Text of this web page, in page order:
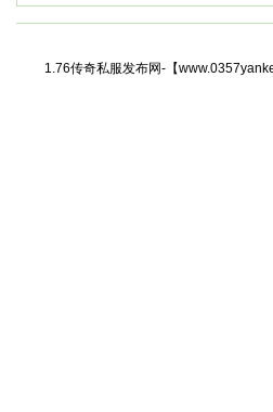
1.76传奇私服发布网-【